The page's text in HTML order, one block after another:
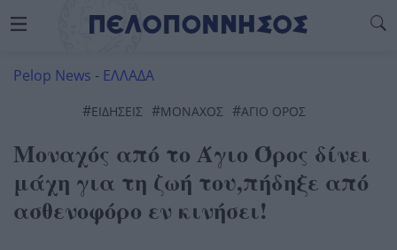
Pelop News - ΕΛΛΑΔΑ
#ΕΙΔΗΣΕΙΣ #ΜΟΝΑΧΟΣ #ΑΓΙΟ ΟΡΟΣ
Μοναχός από το Άγιο Όρος δίνει
μάχη για τη ζωή του,πήδηξε από
ασθενοφόρο εν κινήσει!